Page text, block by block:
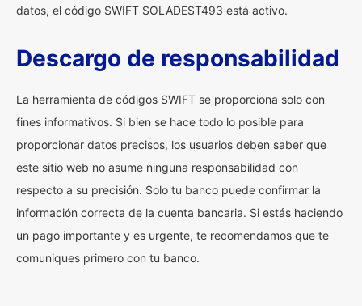
datos, el código SWIFT SOLADEST493 está activo.
Descargo de responsabilidad
La herramienta de códigos SWIFT se proporciona solo con
fines informativos. Si bien se hace todo lo posible para
proporcionar datos precisos, los usuarios deben saber que
este sitio web no asume ninguna responsabilidad con
respecto a su precisión. Solo tu banco puede confirmar la
información correcta de la cuenta bancaria. Si estás haciendo
un pago importante y es urgente, te recomendamos que te
comuniques primero con tu banco.